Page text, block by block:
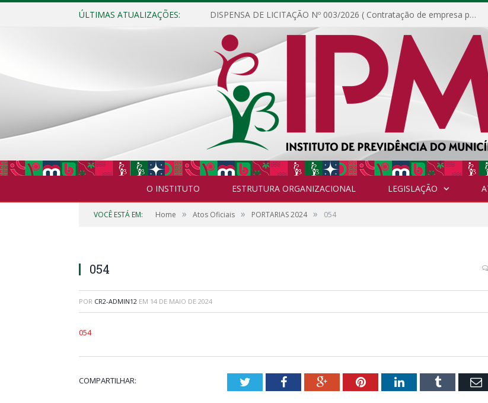
ÚLTIMAS ATUALIZAÇÕES: DISPENSA DE LICITAÇÃO Nº 003/2026 ( Contratação de empresa para fornecimento de gêneros alimentícios não perecíveis, materiais de expediente, descartáveis, copa e cozinha, para análise e posterior publicação.)
O INSTITUTO ESTRUTURA ORGANIZACIONAL LEGISLAÇÃO
VOCÊ ESTÁ EM: Home » Atos Oficiais » PORTARIAS 2024 » 054
054
POR CR2-ADMIN12 EM 14 DE MAIO DE 2024
054
COMPARTILHAR: TwitterFacebookGoogle+PinterestLinkedInTumblr